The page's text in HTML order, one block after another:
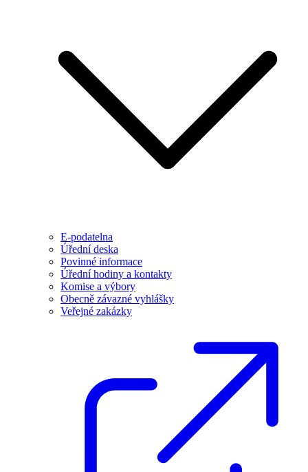
E-podatelna
Úřední deska
Povinné informace
Úřední hodiny a kontakty
Komise a výbory
Obecně závazné vyhlášky
Veřejné zakázky